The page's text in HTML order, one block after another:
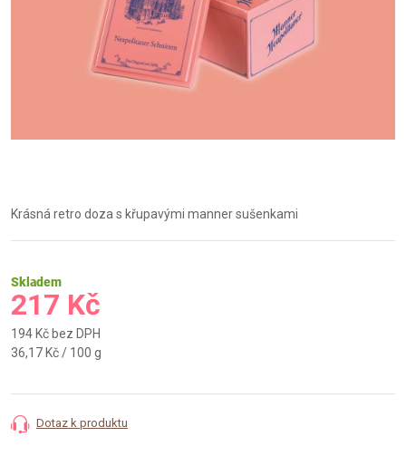
Krásná retro doza s křupavými manner sušenkami
Skladem
217 Kč
194 Kč bez DPH
Měrná
36,17 Kč / 100 g
Dotaz k produktu